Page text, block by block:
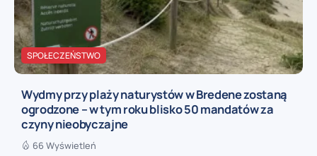
SPOŁECZEŃSTWO
Wydmy przy plaży naturystów w Bredene zostaną
ogrodzone – w tym roku blisko 50 mandatów za
czyny nieobyczajne
66 Wyświetleń